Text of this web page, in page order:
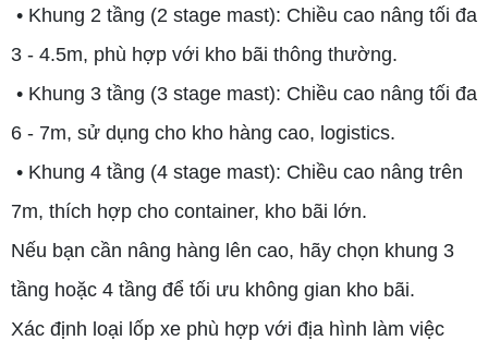
• Khung 2 tầng (2 stage mast): Chiều cao nâng tối đa
3 - 4.5m, phù hợp với kho bãi thông thường.
• Khung 3 tầng (3 stage mast): Chiều cao nâng tối đa
6 - 7m, sử dụng cho kho hàng cao, logistics.
• Khung 4 tầng (4 stage mast): Chiều cao nâng trên
7m, thích hợp cho container, kho bãi lớn.
Nếu bạn cần nâng hàng lên cao, hãy chọn khung 3
tầng hoặc 4 tầng để tối ưu không gian kho bãi.
Xác định loại lốp xe phù hợp với địa hình làm việc